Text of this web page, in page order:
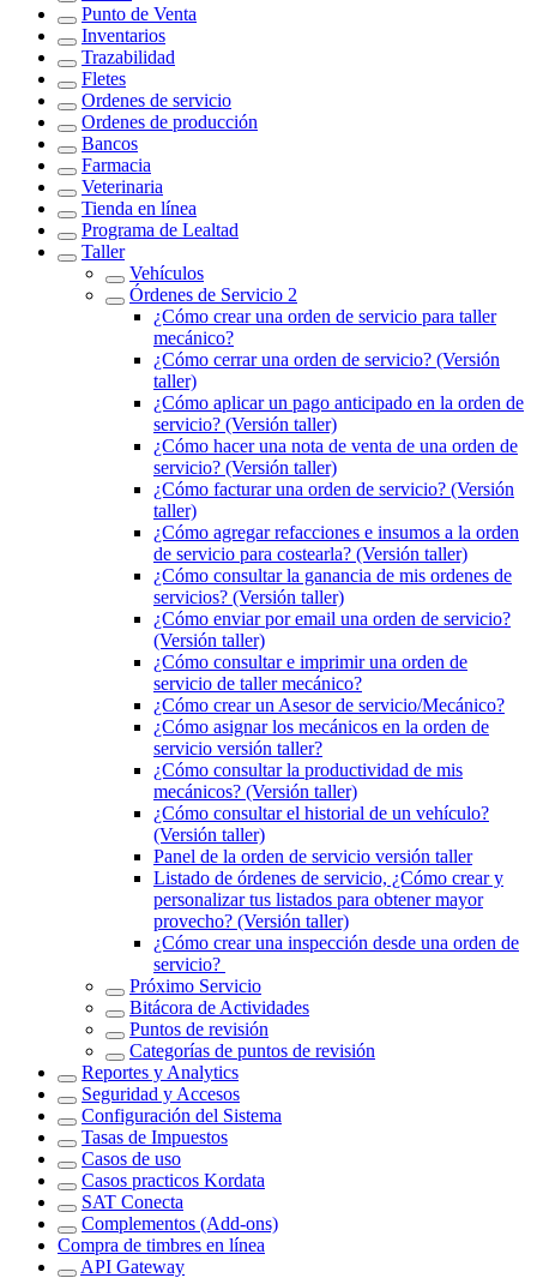
Punto de Venta
Inventarios
Trazabilidad
Fletes
Ordenes de servicio
Ordenes de producción
Bancos
Farmacia
Veterinaria
Tienda en línea
Programa de Lealtad
Taller
Vehículos
Órdenes de Servicio 2
¿Cómo crear una orden de servicio para taller
mecánico?
¿Cómo cerrar una orden de servicio? (Versión
taller)
¿Cómo aplicar un pago anticipado en la orden de
servicio? (Versión taller)
¿Cómo hacer una nota de venta de una orden de
servicio? (Versión taller)
¿Cómo facturar una orden de servicio? (Versión
taller)
¿Cómo agregar refacciones e insumos a la orden
de servicio para costearla? (Versión taller)
¿Cómo consultar la ganancia de mis ordenes de
servicios? (Versión taller)
¿Cómo enviar por email una orden de servicio?
(Versión taller)
¿Cómo consultar e imprimir una orden de
servicio de taller mecánico?
¿Cómo crear un Asesor de servicio/Mecánico?
¿Cómo asignar los mecánicos en la orden de
servicio versión taller?
¿Cómo consultar la productividad de mis
mecánicos? (Versión taller)
¿Cómo consultar el historial de un vehículo?
(Versión taller)
Panel de la orden de servicio versión taller
Listado de órdenes de servicio, ¿Cómo crear y
personalizar tus listados para obtener mayor
provecho? (Versión taller)
¿Cómo crear una inspección desde una orden de
servicio?
Próximo Servicio
Bitácora de Actividades
Puntos de revisión
Categorías de puntos de revisión
Reportes y Analytics
Seguridad y Accesos
Configuración del Sistema
Tasas de Impuestos
Casos de uso
Casos practicos Kordata
SAT Conecta
Complementos (Add-ons)
Compra de timbres en línea
API Gateway